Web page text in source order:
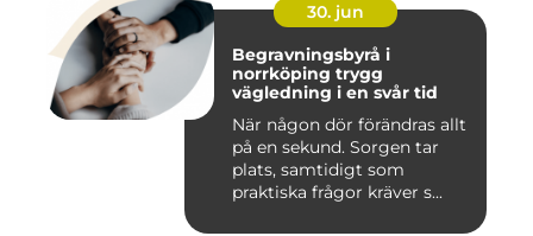
30. jun
Begravningsbyrå i
norrköping trygg
vägledning i en svår tid
När någon dör förändras allt
på en sekund. Sorgen tar
plats, samtidigt som
praktiska frågor kräver s...